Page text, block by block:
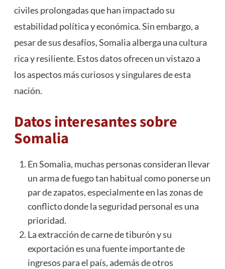
civiles prolongadas que han impactado su
estabilidad política y económica. Sin embargo, a
pesar de sus desafíos, Somalia alberga una cultura
rica y resiliente. Estos datos ofrecen un vistazo a
los aspectos más curiosos y singulares de esta
nación.
Datos interesantes sobre
Somalia
En Somalia, muchas personas consideran llevar
un arma de fuego tan habitual como ponerse un
par de zapatos, especialmente en las zonas de
conflicto donde la seguridad personal es una
prioridad.
La extracción de carne de tiburón y su
exportación es una fuente importante de
ingresos para el país, además de otros